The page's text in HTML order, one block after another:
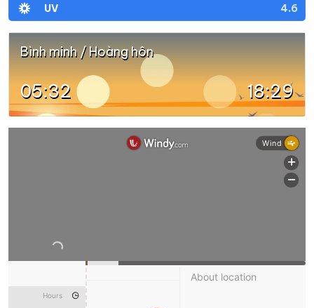
UV
4.6
Bình minh / Hoàng hôn
05:32 18:29